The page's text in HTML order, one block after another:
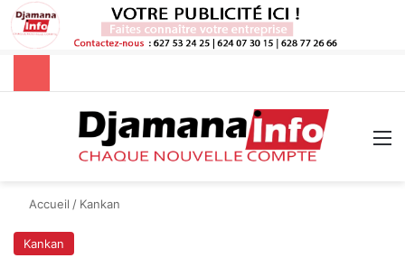
Rechercher
Accueil / Kankan
Kankan